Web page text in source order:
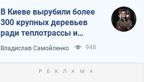
В Киеве вырубили более
300 крупных деревьев
ради теплотрассы и
вопреки Генплану
Владислав Самойленко 948